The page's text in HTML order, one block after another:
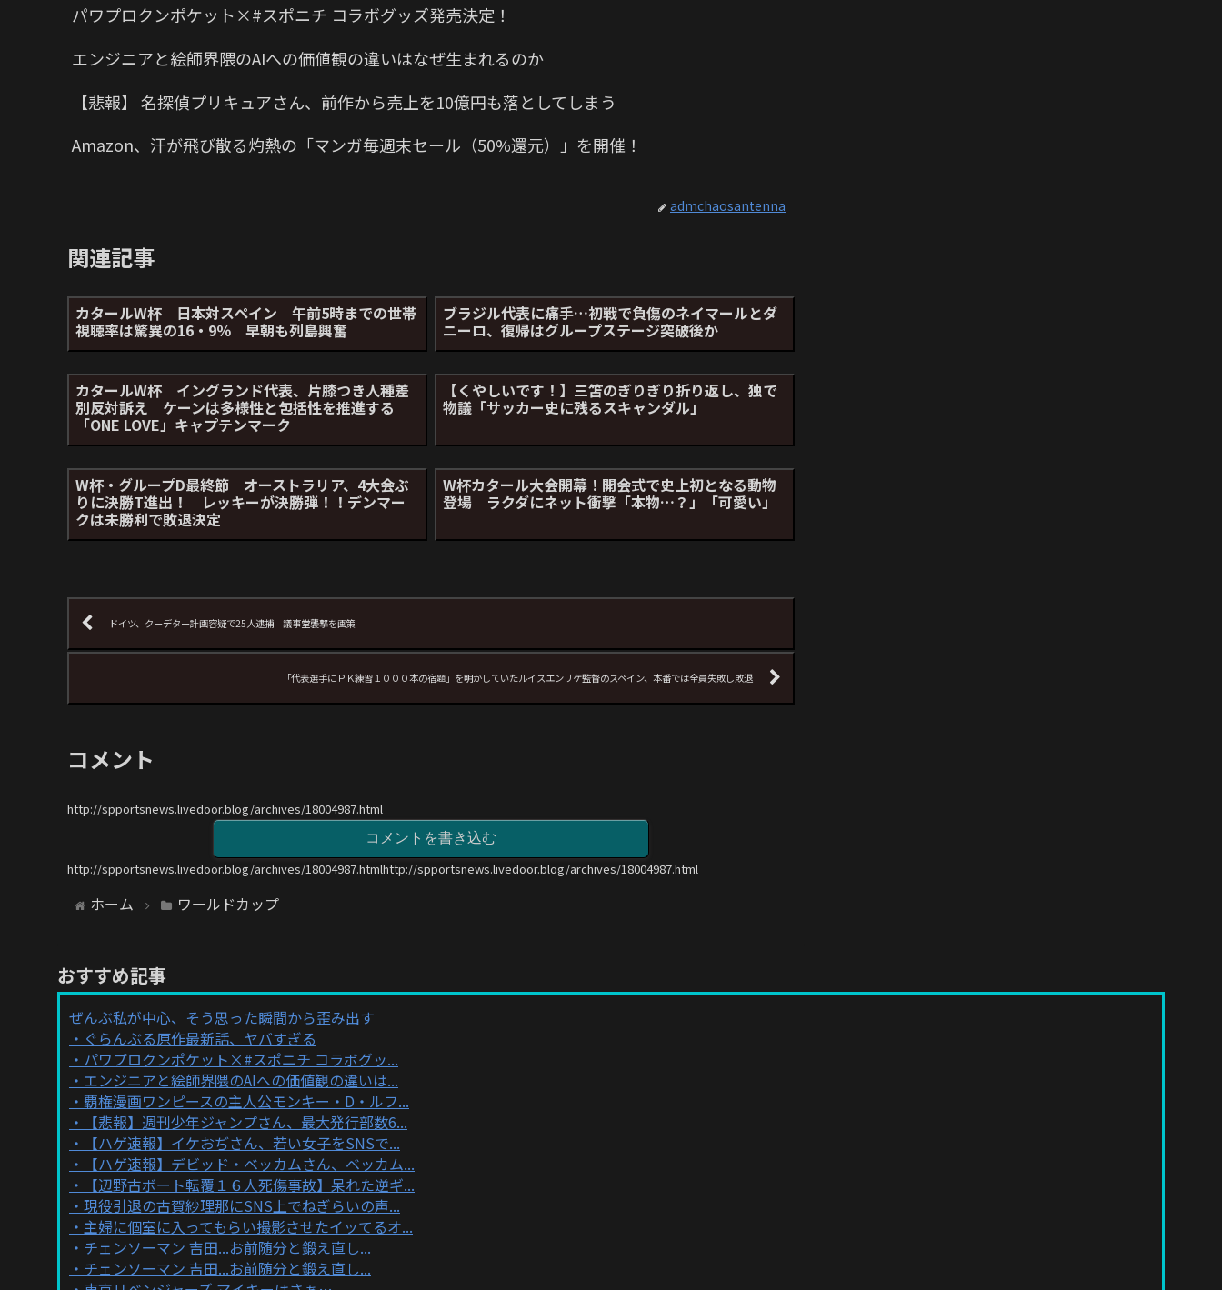
パワプロクンポケット×#スポニチ コラボグッズ発売決定！
エンジニアと絵師界隈のAIへの価値観の違いはなぜ生まれるのか
【悲報】 名探偵プリキュアさん、前作から売上を10億円も落としてしまう
Amazon、汗が飛び散る灼熱の「マンガ毎週末セール（50%還元）」を開催！
admchaosantenna
関連記事
カタールW杯 日本対スペイン 午前5時までの世帯
視聴率は驚異の16・9％ 早朝も列島興奮
ブラジル代表に痛手…初戦で負傷のネイマールとダ
ニーロ、復帰はグループステージ突破後か
カタールW杯 イングランド代表、片膝つき人種差
別反対訴え ケーンは多様性と包括性を推進する
「ONE LOVE」キャプテンマーク
【くやしいです！】三笘のぎりぎり折り返し、独で
物議「サッカー史に残るスキャンダル」
W杯・グループD最終節 オーストラリア、4大会ぶ
りに決勝T進出！ レッキーが決勝弾！！デンマー
クは未勝利で敗退決定
W杯カタール大会開幕！開会式で史上初となる動物
登場 ラクダにネット衝撃「本物…？」「可愛い」
ドイツ、クーデター計画容疑で25人逮捕 議事堂襲撃を画策
「代表選手にＰＫ練習１０００本の宿題」を明かしていたルイスエンリケ監督のスペイン、本番では全員失敗し敗退
コメント
http://spportsnews.livedoor.blog/archives/18004987.html
コメントを書き込む
http://spportsnews.livedoor.blog/archives/18004987.htmlhttp://spportsnews.livedoor.blog/archives/18004987.html
ホーム ワールドカップ
おすすめ記事
ぜんぶ私が中心、そう思った瞬間から歪み出す
ぐらんぶる原作最新話、ヤバすぎる
パワプロクンポケット×#スポニチ コラボグッ...
エンジニアと絵師界隈のAIへの価値観の違いは...
覇権漫画ワンピースの主人公モンキー・D・ルフ...
【悲報】週刊少年ジャンプさん、最大発行部数6...
【ハゲ速報】イケおぢさん、若い女子をSNSで...
【ハゲ速報】デビッド・ベッカムさん、ベッカム...
【辺野古ボート転覆１６人死傷事故】呆れた逆ギ...
現役引退の古賀紗理那にSNS上でねぎらいの声...
主婦に個室に入ってもらい撮影させたイッてるオ...
チェンソーマン 吉田...お前随分と鍛え直し...
チェンソーマン 吉田...お前随分と鍛え直し...